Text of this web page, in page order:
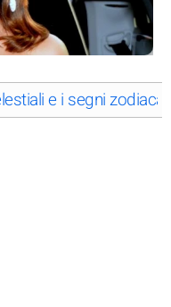
e i segni